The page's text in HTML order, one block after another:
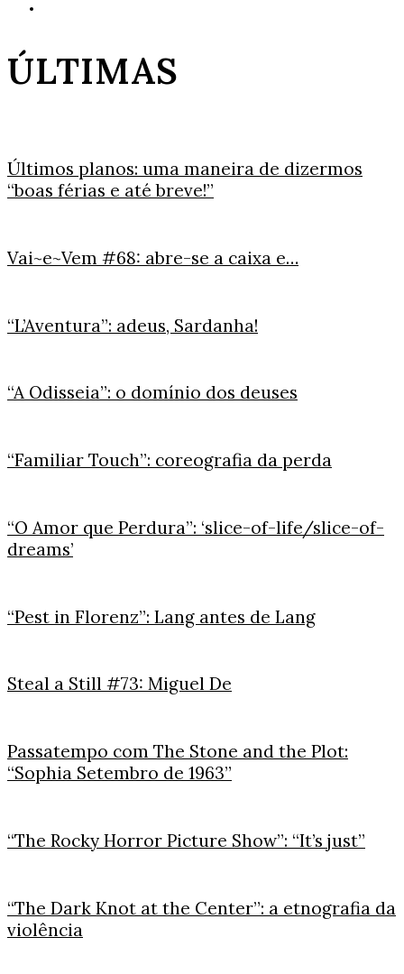
ÚLTIMAS
Últimos planos: uma maneira de dizermos
“boas férias e até breve!”
Vai~e~Vem #68: abre-se a caixa e…
“L’Aventura”: adeus, Sardanha!
“A Odisseia”: o domínio dos deuses
“Familiar Touch”: coreografia da perda
“O Amor que Perdura”: ‘slice-of-life/slice-of-
dreams’
“Pest in Florenz”: Lang antes de Lang
Steal a Still #73: Miguel De
Passatempo com The Stone and the Plot:
“Sophia Setembro de 1963”
“The Rocky Horror Picture Show”: “It’s just”
“The Dark Knot at the Center”: a etnografia da
violência